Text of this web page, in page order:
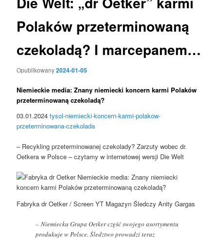
Polaków przeterminowaną
czekoladą? I marcepanem…
Opublikowany2024-01-05
Niemieckie media: Znany niemiecki koncern karmi Polaków
przeterminowaną czekoladą?
03.01.2024tysol-niemiecki-koncern-karmi-polakow-
przeterminowana-czekolada
– Recykling przeterminowanej czekolady? Zarzuty wobec dr.
Oetkera w Polsce – czytamy w internetowej wersji Die Welt
Fabryka dr Oetker / Screen YT Magazyn Śledczy Anity Gargas
– Niemiecka Grupa Oetker część swojego asortymentu
produkuje w Polsce. Śledztwo prowadzi teraz